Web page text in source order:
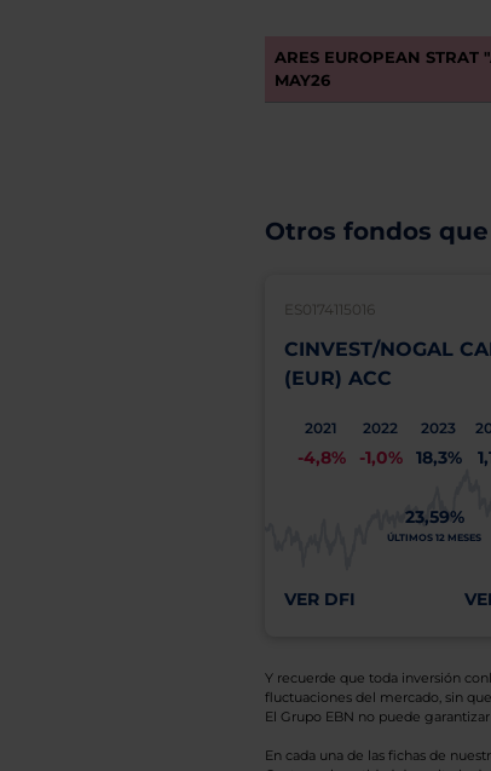
ARES EUROPEAN STRAT
MAY26
Otros fondos
ES0174115016
CINVEST/NOGAL
(EUR) ACC
2021
-4,8%
2022
-1,0%
2023
18,3%
23,59%
ÚLTIMOS 12 MESES
VER DFI
Y recuerde que toda inversión
fluctuaciones del mercado, sin
El Grupo EBN no puede
En cada una de las fichas de